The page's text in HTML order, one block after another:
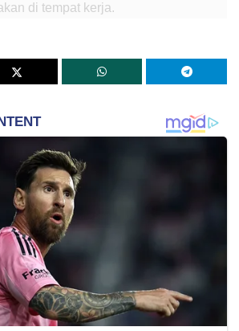
di tempat kerja.
memerah susu badan di tandas
sesuai.
diperlukan bagi membolehkan
penyusuan susu badan
kerana ia merupakan satu
pada sidang media selepas
Ibu Sedunia Peringkat HKL
wanita yang melakukan
kerja mampu meningkatkan
fokus dan tidak mengambil cuti
bayi mereka.